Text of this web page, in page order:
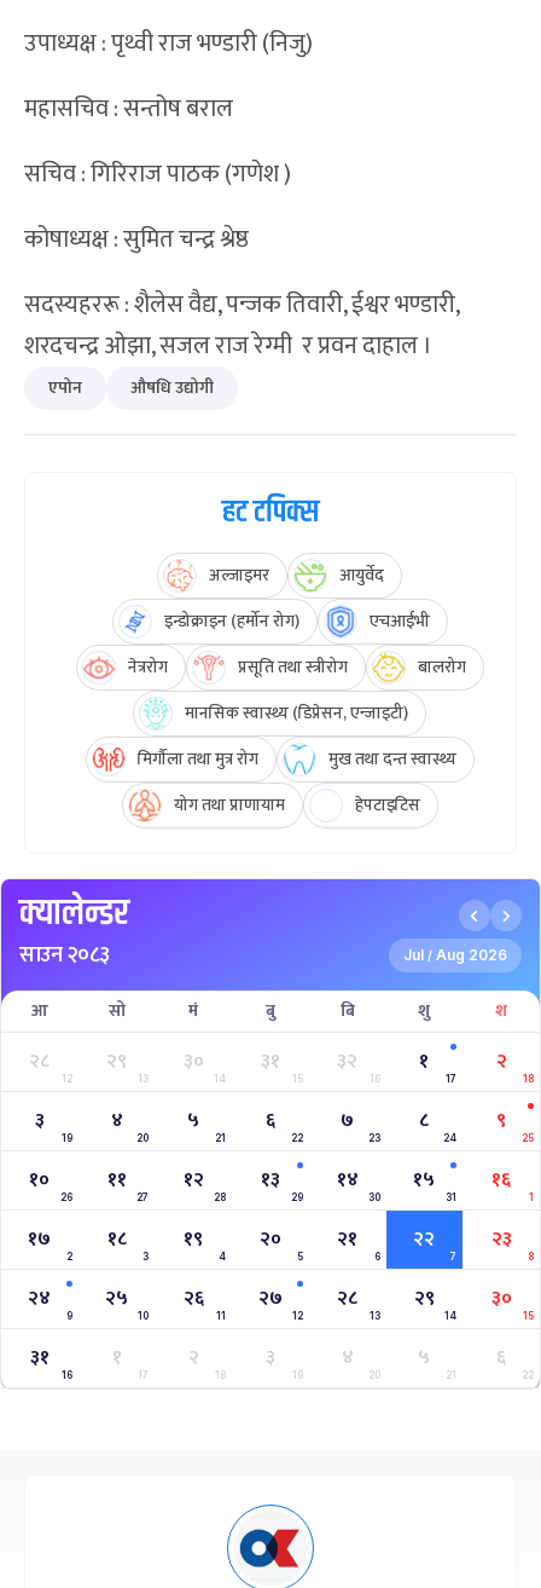
उपाध्यक्ष : पृथ्वी राज भण्डारी (निजु)
महासचिव : सन्तोष बराल
सचिव : गिरिराज पाठक (गणेश )
कोषाध्यक्ष : सुमित चन्द्र श्रेष्ठ
सदस्यहररू : शैलेस वैद्य, पन्जक तिवारी, ईश्वर भण्डारी,
शरदचन्द्र ओझा, सजल राज रेग्मी र प्रवन दाहाल ।
एपोन औषधि उद्योगी
हट टपिक्स
अल्जाइमर
आयुर्वेद
इन्डोक्राइन (हर्मोन रोग)
एचआईभी
नेत्ररोग
प्रसूति तथा स्त्रीरोग
बालरोग
मानसिक स्वास्थ्य (डिप्रेसन, एन्जाइटी)
मिर्गौला तथा मुत्र रोग
मुख तथा दन्त स्वास्थ्य
योग तथा प्राणायाम
हेपटाइटिस
क्यालेन्डर
साउन २०८३ Jul / Aug 2026
आ सो मं बु बि शु श
२८
12
२९
13
३०
14
३१
15
३२
16
१
17
२
18
३
19
४
20
५
21
६
22
७
23
८
24
९
25
१०
26
११
27
१२
28
१३
29
१४
30
१५
31
१६
1
१७
2
१८
3
१९
4
२०
5
२१
6
२२
7
२३
8
२४
9
२५
10
२६
11
२७
12
२८
13
२९
14
३०
15
३१
16
१
17
२
18
३
19
४
20
५
21
६
22